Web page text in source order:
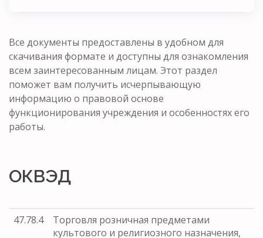
Все документы предоставлены в удобном для
скачивания формате и доступны для ознакомления
всем заинтересованным лицам. Этот раздел
поможет вам получить исчерпывающую
информацию о правовой основе
функционирования учреждения и особенностях его
работы.
ОКВЭД
47.78.4
Торговля розничная предметами
культового и религиозного назначения,